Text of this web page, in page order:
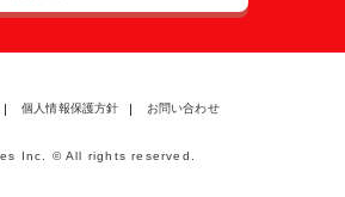
個人情報保護方針 お問い合わせ
Inc. © All rights reserved.